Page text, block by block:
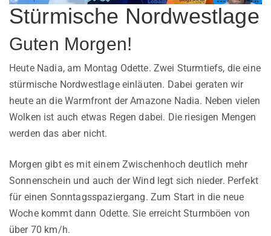
Stürmische Nordwestlage
Guten Morgen!
Heute Nadia, am Montag Odette. Zwei Sturmtiefs, die eine
stürmische Nordwestlage einläuten. Dabei geraten wir
heute an die Warmfront der Amazone Nadia. Neben vielen
Wolken ist auch etwas Regen dabei. Die riesigen Mengen
werden das aber nicht.
Morgen gibt es mit einem Zwischenhoch deutlich mehr
Sonnenschein und auch der Wind legt sich nieder. Perfekt
für einen Sonntagsspaziergang. Zum Start in die neue
Woche kommt dann Odette. Sie erreicht Sturmböen von
über 70 km/h.